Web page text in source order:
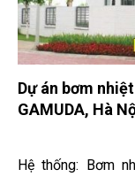
Dự án bơm
GAMUDA, Hà
Hệ thống: Bơm